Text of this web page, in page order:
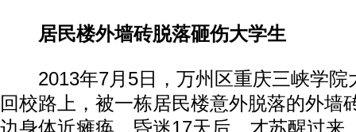
居民楼外墙砖脱落砸伤大学生
2013年7月5日，万州区重庆三峡学院
回校路上，被一栋居民楼意外脱落的外墙